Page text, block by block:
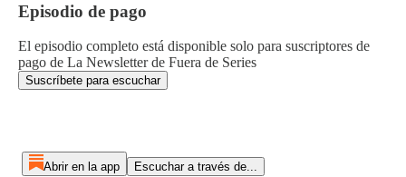
Episodio de pago
El episodio completo está disponible solo para suscriptores de
pago de La Newsletter de Fuera de Series
Suscríbete para escuchar
Abrir en la app Escuchar a través de...